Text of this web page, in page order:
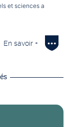
et sciences a
En savoir +